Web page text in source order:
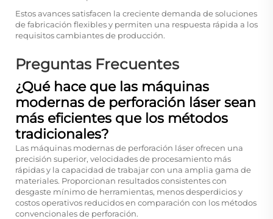
Estos avances satisfacen la creciente demanda de soluciones
de fabricación flexibles y permiten una respuesta rápida a los
requisitos cambiantes de producción.
Preguntas Frecuentes
¿Qué hace que las máquinas
modernas de perforación láser sean
más eficientes que los métodos
tradicionales?
Las máquinas modernas de perforación láser ofrecen una
precisión superior, velocidades de procesamiento más
rápidas y la capacidad de trabajar con una amplia gama de
materiales. Proporcionan resultados consistentes con
desgaste mínimo de herramientas, menos desperdicios y
costos operativos reducidos en comparación con los métodos
convencionales de perforación.